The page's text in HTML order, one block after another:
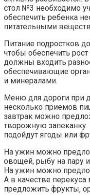
стол №3 необходимо
обеспечить ребенка
питательными
Питание подростков
чтобы обеспечить
должны входить
обеспечивающие
и минералами.
Меню для дороги при
несколько приемов
завтрак можно
творожную запеканку.
подойдут ягоды или
На ужин можно
овощей, рыбу на пару
На ужин можно
А в качестве
предложить фрукты,